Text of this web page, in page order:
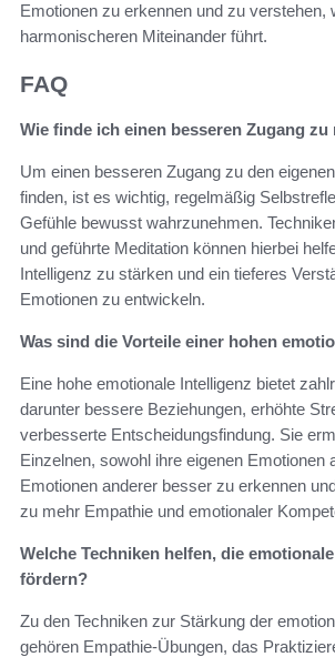
Emotionen zu erkennen und zu verstehen,
harmonischeren Miteinander führt.
FAQ
Wie finde ich einen besseren Zugang zu
Um einen besseren Zugang zu den
finden, ist es wichtig, regelmäßig
Gefühle bewusst wahrzunehmen.
und geführte Meditation können hierbei
Intelligenz zu stärken und ein tieferes
Emotionen zu entwickeln.
Was sind die Vorteile einer hohen
Eine hohe emotionale Intelligenz bietet
darunter bessere Beziehungen, erhöhte
verbesserte Entscheidungsfindung. Sie
Einzelnen, sowohl ihre eigenen Emotionen
Emotionen anderer besser zu erkennen
zu mehr Empathie und emotionaler
Welche Techniken helfen, die
fördern?
Zu den Techniken zur Stärkung der
gehören Empathie-Übungen, das